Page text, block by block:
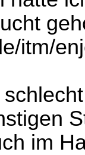
itm/
im